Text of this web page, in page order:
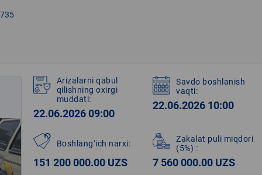
Arizalarni qabul
qilishning oxirgi
muddati:
22.06.2026 09:00
Savdo boshlanish
vaqti:
22.06.2026 10:00
Boshlang‘ich narxi:
151 200 000.00 UZS
Zakalat puli miqdori
(5%) :
7 560 000.00 UZS